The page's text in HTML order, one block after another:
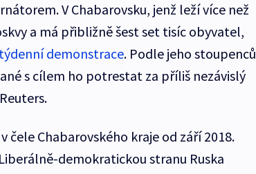
V Chabarovsku, jenž leží více než
a má přibližně šest set tisíc obyvatel,
demonstrace. Podle jeho stoupenců
s cílem ho potrestat za příliš nezávislý
Chabarovského kraje od září 2018.
demokratickou stranu Ruska